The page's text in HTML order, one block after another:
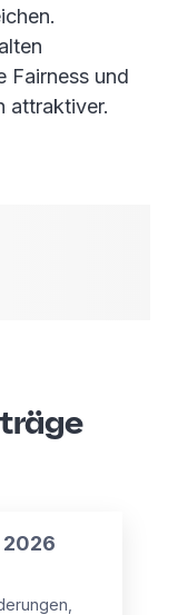
Fairness und
attraktiver.
2026